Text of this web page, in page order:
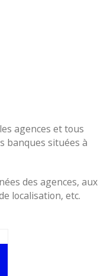
agences et tous
banques situées à
des agences, aux
localisation, etc.